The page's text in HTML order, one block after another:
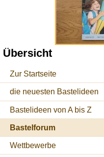
Übersicht
Zur Startseite
die neuesten Bastelideen
Bastelideen von A bis Z
Bastelforum
Wettbewerbe